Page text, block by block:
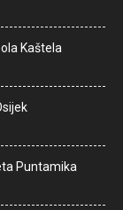
Kaštela
Puntamika